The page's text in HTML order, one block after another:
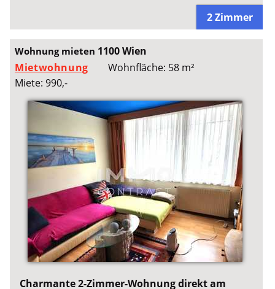
2 Zimmer
Wohnung mieten 1100 Wien
Mietwohnung
Wohnfläche: 58 m²
Miete: 990,-
Charmante 2-Zimmer-Wohnung direkt am